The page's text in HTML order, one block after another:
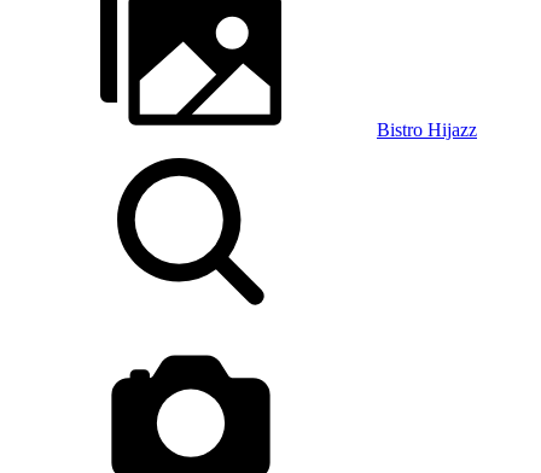
Bistro Hijazz